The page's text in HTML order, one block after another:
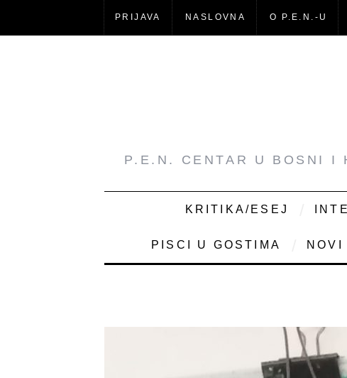
PRIJAVA NASLOVNA O P.E.N.-U
P.E.N. CENTAR U BOSNI I
KRITIKA/ESEJ
PISCI U GOSTIMA NOVI